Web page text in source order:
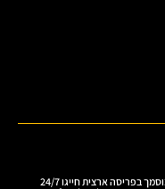
Ⓒ כל הזכויות שמורות eyalock. להזמנת מנעולן מוסמך בפריסה ארצית חייגו 24/7